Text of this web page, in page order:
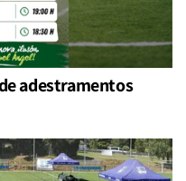
adestramentos